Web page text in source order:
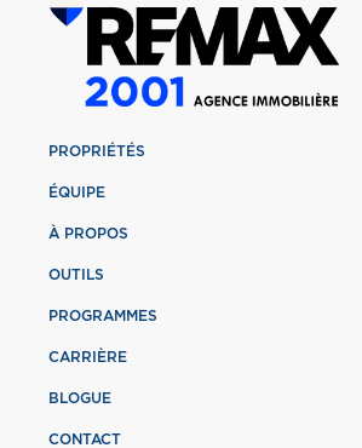
PROPRIÉTÉS
ÉQUIPE
À PROPOS
OUTILS
PROGRAMMES
CARRIÈRE
BLOGUE
CONTACT